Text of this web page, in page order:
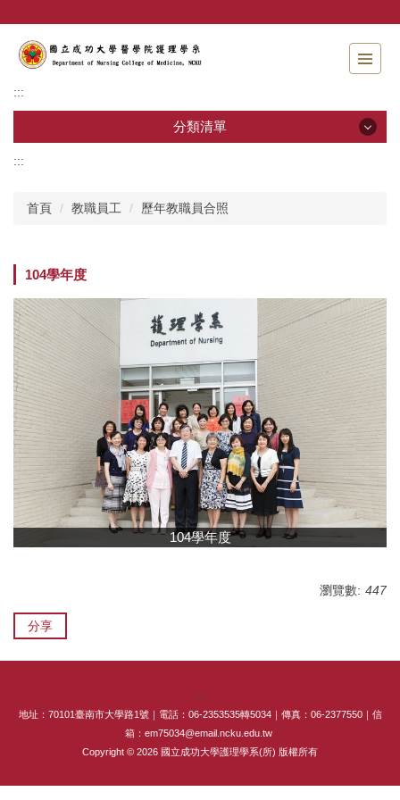
主
內
:::
分類清單
招生資訊
教職員工
學士班
碩士班
專師碩士在職專班
國際碩士班
國際博士班
教室借用(限學系IP)
國際交流
:::
首頁 教職員工 歷年教職員合照
104學年度
104學年度
瀏覽數: 447
分享
:::
地址：70101臺南市大學路1號｜電話：06-2353535轉5034｜傳真：06-2377550｜信
箱：em75034@email.ncku.edu.tw
Copyright © 2026 國立成功大學護理學系(所) 版權所有